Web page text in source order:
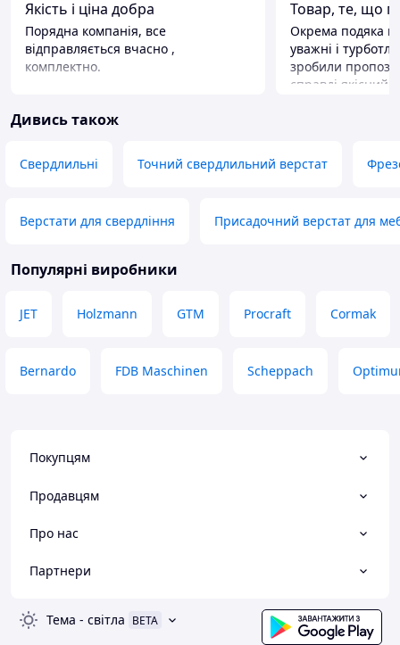
Якість і ціна добра
Порядна компанія, все
відправляється вчасно ,
комплектно.
Товар, те, що
Окрема подяка
уважні і
зробили
справді якісний
Дивись також
Свердлильні Точний свердлильний верстат
Верстати для свердління Присадочний верстат для
Популярні виробники
JET Holzmann GTM Procraft Cormak
Bernardo FDB Maschinen Scheppach
Покупцям
Продавцям
Про нас
Партнери
Тема - світла BETA